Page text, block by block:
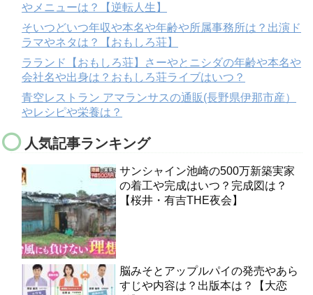
やメニューは？【逆転人生】
そいつどいつ年収や本名や年齢や所属事務所は？出演ド
ラマやネタは？【おもしろ荘】
ラランド【おもしろ荘】さーやとニシダの年齢や本名や
会社名や出身は？おもしろ荘ライブはいつ？
青空レストラン アマランサスの通販(長野県伊那市産）
やレシピや栄養は？
人気記事ランキング
サンシャイン池崎の500万新築実家
の着工や完成はいつ？完成図は？
【桜井・有吉THE夜会】
脳みそとアップルパイの発売やあら
すじや内容は？出版本は？【大恋